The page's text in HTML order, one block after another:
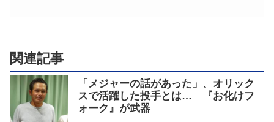
関連記事
「メジャーの話があった」、オリック
スで活躍した投手とは… 『お化けフ
ォーク』が武器